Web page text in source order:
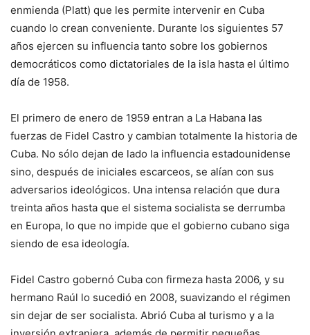
enmienda (Platt) que les permite intervenir en Cuba
cuando lo crean conveniente. Durante los siguientes 57
años ejercen su influencia tanto sobre los gobiernos
democráticos como dictatoriales de la isla hasta el último
día de 1958.
El primero de enero de 1959 entran a La Habana las
fuerzas de Fidel Castro y cambian totalmente la historia de
Cuba. No sólo dejan de lado la influencia estadounidense
sino, después de iniciales escarceos, se alían con sus
adversarios ideológicos. Una intensa relación que dura
treinta años hasta que el sistema socialista se derrumba
en Europa, lo que no impide que el gobierno cubano siga
siendo de esa ideología.
Fidel Castro gobernó Cuba con firmeza hasta 2006, y su
hermano Raúl lo sucedió en 2008, suavizando el régimen
sin dejar de ser socialista. Abrió Cuba al turismo y a la